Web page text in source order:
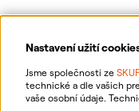
Nastavení užití
Jsme společnosti ze
technické a dle vašich
vaše osobní údaje.